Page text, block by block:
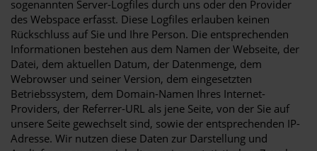
sogenannten Server-Logfiles durch uns oder den Provider
des Webspace erfasst. Diese Logfiles erlauben keinen
Rückschluss auf Sie und Ihre Person. Die entsprechenden
Informationen bestehen aus dem Namen der Webseite, der
Datei, dem aktuellen Datum, der Datenmenge, dem
Webrowser und seiner Version, dem eingesetzten
Betriebssystem, dem Domain-Namen Ihres Internet-
Providers, der Referrer-URL als jene Seite, von der Sie auf
unsere Seite gewechselt sind, sowie der entsprechenden IP-
Adresse. Wir nutzen diese Daten zur Darstellung und